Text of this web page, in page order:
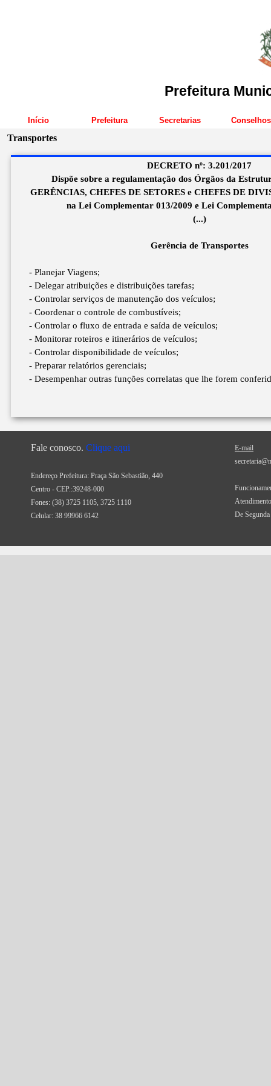
Prefeitura
Início Prefeitura Secretarias Conselhos
Transportes
DECRETO nº: 3.201/2017
Dispõe sobre a regulamentação dos Órgãos da
GERÊNCIAS, CHEFES DE SETORES e CHEFES DE
na Lei Complementar 013/2009 e Lei
(...)
Gerência de Transportes
- Planejar Viagens;
- Delegar atribuições e distribuições tarefas;
- Controlar serviços de manutenção dos veículos;
- Coordenar o controle de combustíveis;
- Controlar o fluxo de entrada e saída de veículos;
- Monitorar roteiros e itinerários de veículos;
- Controlar disponibilidade de veículos;
- Preparar relatórios gerenciais;
- Desempenhar outras funções correlatas que lhe forem
Fale conosco. Clique aqui
Endereço Prefeitura: Praça São Sebastião, 440
Centro - CEP.:39248-000
Fones: (38) 3725 1105, 3725 1110
Celular: 38 99966 6142
E-mail
De